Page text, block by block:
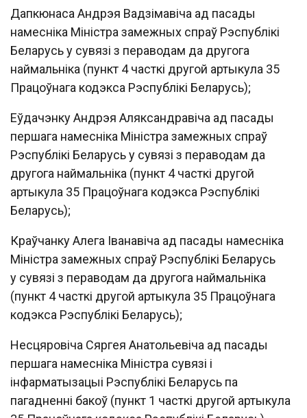
Дапкюнаса Андрэя Вадзiмавiча ад пасады
намеснiка Мiнiстра замежных спраў Рэспублiкi
Беларусь у сувязi з пераводам да другога
наймальнiка (пункт 4 часткi другой артыкула 35
Працоўнага кодэкса Рэспублiкi Беларусь);
Еўдачэнку Андрэя Аляксандравiча ад пасады
першага намеснiка Мiнiстра замежных спраў
Рэспублiкi Беларусь у сувязi з пераводам да
другога наймальнiка (пункт 4 часткi другой
артыкула 35 Працоўнага кодэкса Рэспублiкi
Беларусь);
Краўчанку Алега Iванавiча ад пасады намеснiка
Мiнiстра замежных спраў Рэспублiкi Беларусь
у сувязi з пераводам да другога наймальнiка
(пункт 4 часткi другой артыкула 35 Працоўнага
кодэкса Рэспублiкi Беларусь);
Несцяровiча Сяргея Анатольевiча ад пасады
першага намеснiка Мiнiстра сувязi i
iнфарматызацыi Рэспублiкi Беларусь па
пагадненнi бакоў (пункт 1 часткi другой артыкула